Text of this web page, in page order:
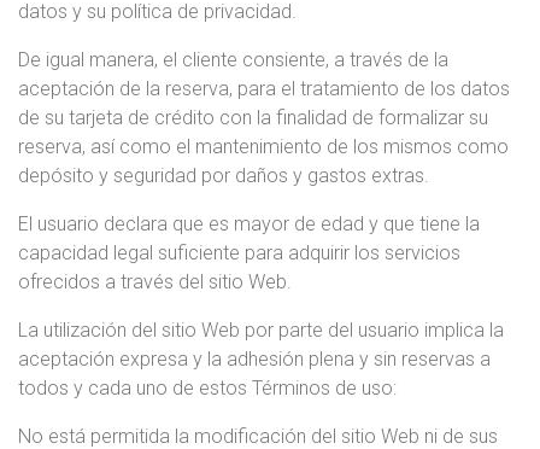
datos y su política de privacidad.
De igual manera, el cliente consiente, a través de la
aceptación de la reserva, para el tratamiento de los datos
de su tarjeta de crédito con la finalidad de formalizar su
reserva, así como el mantenimiento de los mismos como
depósito y seguridad por daños y gastos extras.
El usuario declara que es mayor de edad y que tiene la
capacidad legal suficiente para adquirir los servicios
ofrecidos a través del sitio Web.
La utilización del sitio Web por parte del usuario implica la
aceptación expresa y la adhesión plena y sin reservas a
todos y cada uno de estos Términos de uso:
No está permitida la modificación del sitio Web ni de sus